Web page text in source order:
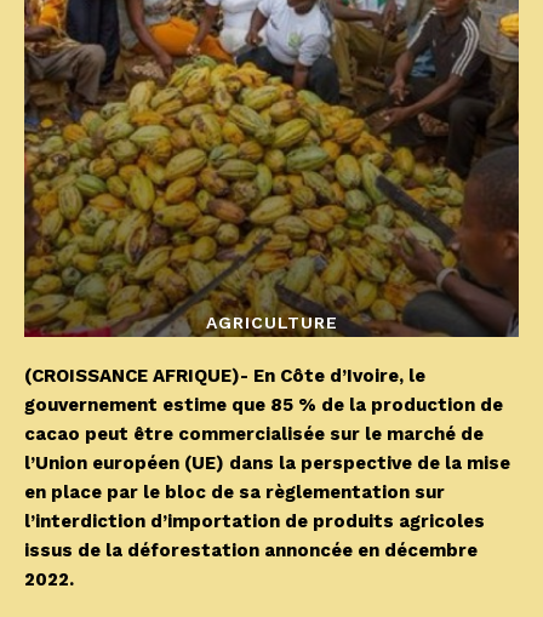
AGRICULTURE
(CROISSANCE AFRIQUE)- En Côte d’Ivoire, le
gouvernement estime que 85 % de la production de
cacao peut être commercialisée sur le marché de
l’Union européen (UE) dans la perspective de la mise
en place par le bloc de sa règlementation sur
l’interdiction d’importation de produits agricoles
issus de la déforestation annoncée en décembre
2022.